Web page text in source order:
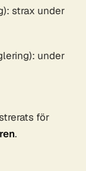
strax under
under
för
.